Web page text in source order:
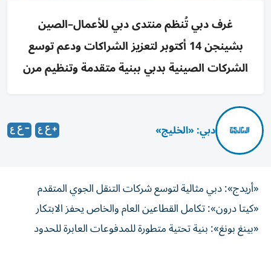
غرف دبي تُنظم منتدى دبي للأعمال–الصين
بشينجن 14 أكتوبر لتعزيز الشراكات ودعم توسع
الشركات الصينية بدبي ببنية متقدمة وتنظيم مرن
دبي: «الخليج»
«أريدج»: دبي مثالية لتوسع شركات التنقل الجوي المتقدم
«كيتا درون»: تكامل القطاعين العام والخاص يحفز الابتكار
«بينغ بونغ»: بنية تحتية متطورة للمدفوعات العابرة للحدود